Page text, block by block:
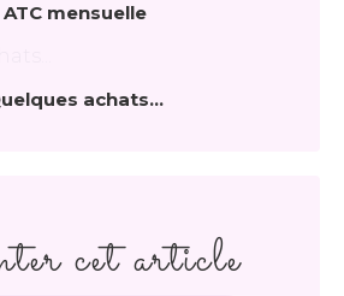
ATC mensuelle
achats...
cet article